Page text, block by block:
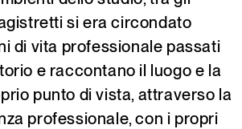
si era circondato
di vita professionale passati
e raccontano il luogo e la
punto di vista, attraverso la
professionale, con i propri